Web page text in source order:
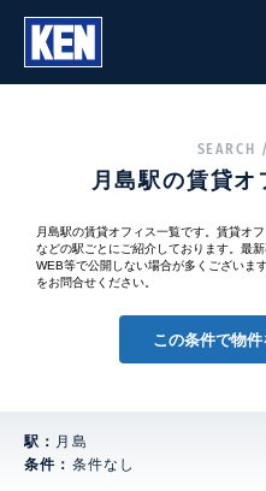
SEARCH
月島駅の賃貸
月島駅の賃貸オフィス一覧です。賃貸オ
などの駅ごとにご紹介しております。最
WEB等で公開しない場合が多くございま
をお問合せください。
この条件で物
駅： 月島
条件： 条件なし